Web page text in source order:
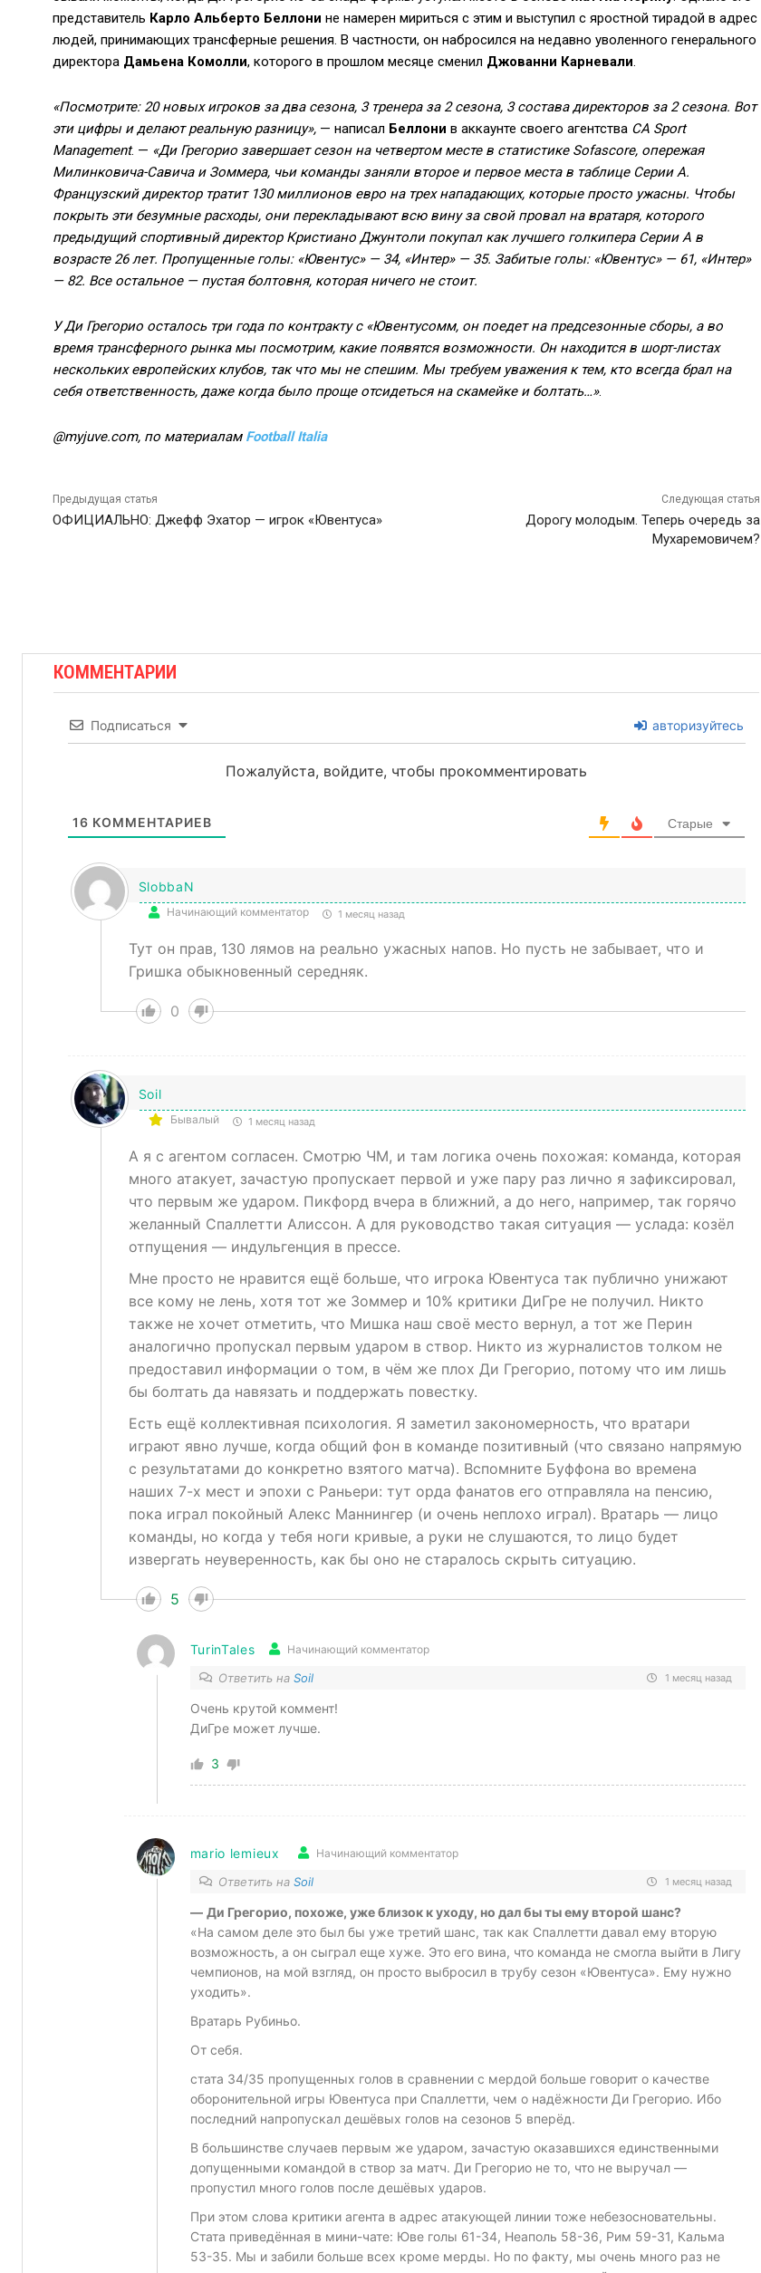
представитель Карло Альберто Беллони не намерен мириться с этим и выступил с яростной тирадой в адрес
людей, принимающих трансферные решения. В частности, он набросился на недавно уволенного генерального
директора Дамьена Комолли, которого в прошлом месяце сменил Джованни Карневали.
«Посмотрите: 20 новых игроков за два сезона, 3 тренера за 2 сезона, 3 состава директоров за 2 сезона. Вот
эти цифры и делают реальную разницу», — написал Беллони в аккаунте своего агентства CA Sport
Management. — «Ди Грегорио завершает сезон на четвертом месте в статистике Sofascore, опережая
Милинковича-Савича и Зоммера, чьи команды заняли второе и первое места в таблице Серии А.
Французский директор тратит 130 миллионов евро на трех нападающих, которые просто ужасны. Чтобы
покрыть эти безумные расходы, они перекладывают всю вину за свой провал на вратаря, которого
предыдущий спортивный директор Кристиано Джунтоли покупал как лучшего голкипера Серии А в
возрасте 26 лет. Пропущенные голы: «Ювентус»— 34, «Интер»— 35. Забитые голы: «Ювентус»— 61, «Интер»
— 82. Все остальное — пустая болтовня, которая ничего не стоит.
У Ди Грегорио осталось три года по контракту с «Ювентусомм, он поедет на предсезонные сборы, а во
время трансферного рынка мы посмотрим, какие появятся возможности. Он находится в шорт-листах
нескольких европейских клубов, так что мы не спешим. Мы требуем уважения к тем, кто всегда брал на
себя ответственность, даже когда было проще отсидеться на скамейке и болтать…».
@myjuve.com, по материалам Football Italia
Предыдущая статья
ОФИЦИАЛЬНО: Джефф Эхатор — игрок «Ювентуса»
Следующая статья
Дорогу молодым. Теперь очередь за
Мухаремовичем?
КОММЕНТАРИИ
Подписаться авторизуйтесь
Пожалуйста, войдите, чтобы прокомментировать
16 КОММЕНТАРИЕВ Старые
SlobbaN
Начинающий комментатор 1 месяц назад
Тут он прав, 130 лямов на реально ужасных напов. Но пусть не забывает, что и
Гришка обыкновенный середняк.
0
Soil
Бывалый 1 месяц назад
А я с агентом согласен. Смотрю ЧМ, и там логика очень похожая: команда, которая
много атакует, зачастую пропускает первой и уже пару раз лично я зафиксировал,
что первым же ударом. Пикфорд вчера в ближний, а до него, например, так горячо
желанный Спаллетти Алиссон. А для руководство такая ситуация — услада: козёл
отпущения — индульгенция в прессе.
Мне просто не нравится ещё больше, что игрока Ювентуса так публично унижают
все кому не лень, хотя тот же Зоммер и 10% критики ДиГре не получил. Никто
также не хочет отметить, что Мишка наш своё место вернул, а тот же Перин
аналогично пропускал первым ударом в створ. Никто из журналистов толком не
предоставил информации о том, в чём же плох Ди Грегорио, потому что им лишь
бы болтать да навязать и поддержать повестку.
Есть ещё коллективная психология. Я заметил закономерность, что вратари
играют явно лучше, когда общий фон в команде позитивный (что связано напрямую
с результатами до конкретно взятого матча). Вспомните Буффона во времена
наших 7-х мест и эпохи с Раньери: тут орда фанатов его отправляла на пенсию,
пока играл покойный Алекс Маннингер (и очень неплохо играл). Вратарь — лицо
команды, но когда у тебя ноги кривые, а руки не слушаются, то лицо будет
извергать неуверенность, как бы оно не старалось скрыть ситуацию.
5
TurinTales Начинающий комментатор
Ответить на Soil 1 месяц назад
Очень крутой коммент!
ДиГре может лучше.
3
mario lemieux Начинающий комментатор
Ответить на Soil 1 месяц назад
— Ди Грегорио, похоже, уже близок к уходу, но дал бы ты ему второй шанс?
«На самом деле это был бы уже третий шанс, так как Спаллетти давал ему вторую
возможность, а он сыграл еще хуже. Это его вина, что команда не смогла выйти в Лигу
чемпионов, на мой взгляд, он просто выбросил в трубу сезон «Ювентуса». Ему нужно
уходить».
Вратарь Рубиньо.
От себя.
стата 34/35 пропущенных голов в сравнении с мердой больше говорит о качестве
оборонительной игры Ювентуса при Спаллетти, чем о надёжности Ди Грегорио. Ибо
последний напропускал дешёвых голов на сезонов 5 вперёд.
В большинстве случаев первым же ударом, зачастую оказавшихся единственными
допущенными командой в створ за матч. Ди Грегорио не то, что не выручал —
пропустил много голов после дешёвых ударов.
При этом слова критики агента в адрес атакующей линии тоже небезосновательны.
Стата приведённая в мини-чате: Юве голы 61-34, Неаполь 58-36, Рим 59-31, Кальма
53-35. Мы и забили больше всех кроме мерды. Но по факту, мы очень много раз не